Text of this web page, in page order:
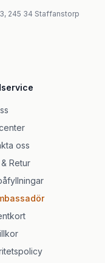
245 34 Staffanstorp
oss
Retur